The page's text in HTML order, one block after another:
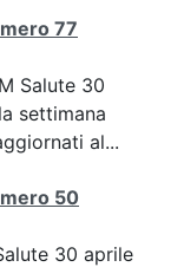
77
Salute 30
settimana
al...
50
30 aprile